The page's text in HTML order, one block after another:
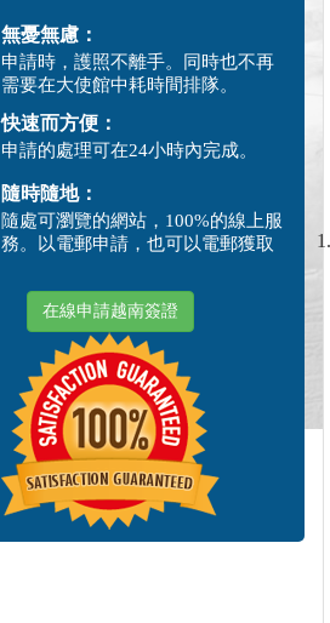
無憂無慮：
申請時，護照不離手。同時也不再
需要在大使館中耗時間排隊。
快速而方便：
申請的處理可在24小時內完成。
隨時隨地：
隨處可瀏覽的網站，100%的線上服
務。以電郵申請，也可以電郵獲取
在線申請越南簽證